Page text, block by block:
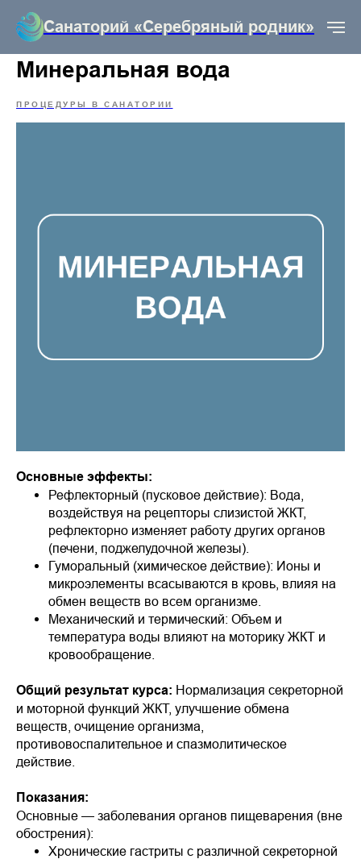
Санаторий «Серебряный родник»
Минеральная вода
ПРОЦЕДУРЫ В САНАТОРИИ
Основные эффекты:
Рефлекторный (пусковое действие): Вода,
воздействуя на рецепторы слизистой ЖКТ,
рефлекторно изменяет работу других органов
(печени, поджелудочной железы).
Гуморальный (химическое действие): Ионы и
микроэлементы всасываются в кровь, влияя на
обмен веществ во всем организме.
Механический и термический: Объем и
температура воды влияют на моторику ЖКТ и
кровообращение.
Общий результат курса: Нормализация секреторной
и моторной функций ЖКТ, улучшение обмена
веществ, очищение организма,
противовоспалительное и спазмолитическое
действие.
Показания:
Основные — заболевания органов пищеварения (вне
обострения):
Хронические гастриты с различной секреторной